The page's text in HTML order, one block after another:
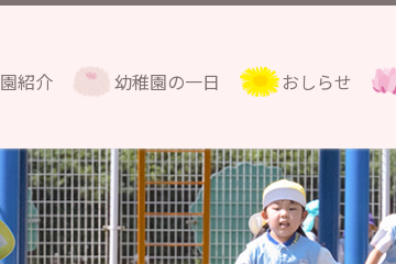
園紹介 幼稚園の一日 おしらせ